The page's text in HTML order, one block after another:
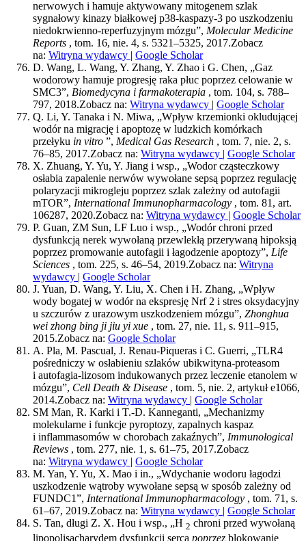
nerwowych i hamuje aktywowany mitogenem szlak
sygnałowy kinazy białkowej p38-kaspazy-3 po uszkodzeniu
niedokrwienno-reperfuzyjnym mózgu”, Molecular Medicine
Reports , tom. 16, nie. 4, s. 5321–5325, 2017.Zobacz
na: Witryna wydawcy | Google Scholar
D. Wang, L. Wang, Y. Zhang, Y. Zhao i G. Chen, „Gaz
wodorowy hamuje progresję raka płuc poprzez celowanie w
SMC3”, Biomedycyna i farmakoterapia , tom. 104, s. 788–
797, 2018.Zobacz na: Witryna wydawcy | Google Scholar
Q. Li, Y. Tanaka i N. Miwa, „Wpływ krzemionki okludującej
wodór na migrację i apoptozę w ludzkich komórkach
przełyku in vitro ”, Medical Gas Research , tom. 7, nie. 2, s.
76–85, 2017.Zobacz na: Witryna wydawcy | Google Scholar
X. Zhuang, Y. Yu, Y. Jiang i wsp., „Wodor cząsteczkowy
osłabia zapalenie nerwów wywołane sepsą poprzez regulację
polaryzacji mikrogleju poprzez szlak zależny od autofagii
mTOR”, International Immunopharmacology , tom. 81, art.
106287, 2020.Zobacz na: Witryna wydawcy | Google Scholar
P. Guan, ZM Sun, LF Luo i wsp., „Wodór chroni przed
dysfunkcją nerek wywołaną przewlekłą przerywaną hipoksją
poprzez promowanie autofagii i łagodzenie apoptozy”, Life
Sciences , tom. 225, s. 46–54, 2019.Zobacz na: Witryna
wydawcy | Google Scholar
J. Yuan, D. Wang, Y. Liu, X. Chen i H. Zhang, „Wpływ
wody bogatej w wodór na ekspresję Nrf 2 i stres oksydacyjny
u szczurów z urazowym uszkodzeniem mózgu”, Zhonghua
wei zhong bing ji jiu yi xue , tom. 27, nie. 11, s. 911–915,
2015.Zobacz na: Google Scholar
A. Pla, M. Pascual, J. Renau-Piqueras i C. Guerri, „TLR4
pośredniczy w osłabieniu szlaków ubikwityna-proteasom
i autofagia-lizosom indukowanych przez leczenie etanolem w
mózgu”, Cell Death & Disease , tom. 5, nie. 2, artykuł e1066,
2014.Zobacz na: Witryna wydawcy | Google Scholar
SM Man, R. Karki i T.-D. Kanneganti, „Mechanizmy
molekularne i funkcje pyroptozy, zapalnych kaspaz
i inflammasomów w chorobach zakaźnych”, Immunological
Reviews , tom. 277, nie. 1, s. 61–75, 2017.Zobacz
na: Witryna wydawcy | Google Scholar
M. Yan, Y. Yu, X. Mao i in., „Wdychanie wodoru łagodzi
uszkodzenie wątroby wywołane sepsą w sposób zależny od
FUNDC1”, International Immunopharmacology , tom. 71, s.
61–67, 2019.Zobacz na: Witryna wydawcy | Google Scholar
S. Tan, długi Z. X. Hou i wsp., „H 2 chroni przed wywołaną
lipopolisacharydem dysfunkcji serca poprzez blokowanie